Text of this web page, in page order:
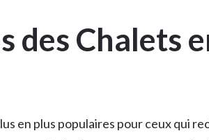
des Chalets
en plus populaires pour ceux qui